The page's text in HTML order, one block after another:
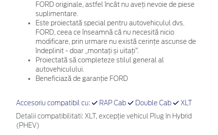
FORD originale, astfel încât nu aveți nevoie de piese
suplimentare.
Este proiectată special pentru autovehiculul dvs.
FORD, ceea ce înseamnă că nu necesită nicio
modificare, prin urmare nu există cerințe ascunse de
îndeplinit - doar „montați și uitați”.
Proiectată să completeze stilul general al
autovehiculului.
Beneficiază de garanție FORD
Accesoriu compatibil cu: RAP Cab Double Cab XLT
Detalii compatibilitati: XLT, excepție vehicul Plug In Hybrid
(PHEV)